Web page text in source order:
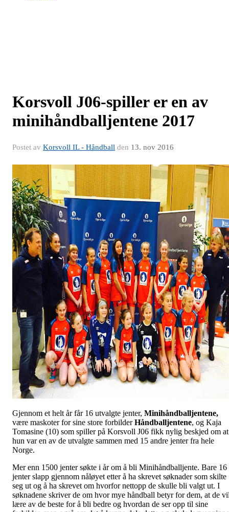
Korsvoll J06-spiller er en av
minihåndballjentene 2017
Postet av Korsvoll IL - Håndball den 13. nov 2016
Gjennom et helt år får 16 utvalgte jenter, Minihåndballjentene,
være maskoter for sine store forbilderHåndballjentene, og Kaja
Tomasine (10) som spiller på Korsvoll J06 fikk nylig beskjed om at
hun var en av de utvalgte sammen med 15 andre jenter fra hele
Norge.
Mer enn 1500 jenter søkte i år om å bli Minihåndballjente. Bare 16
jenter slapp gjennom nåløyet etter å ha skrevet søknader som skilte
seg ut og å ha skrevet om hvorfor nettopp de skulle bli valgt ut. I
søknadene skriver de om hvor mye håndball betyr for dem, at de
lære av de beste for å bli bedre og hvordan de ser opp til sine